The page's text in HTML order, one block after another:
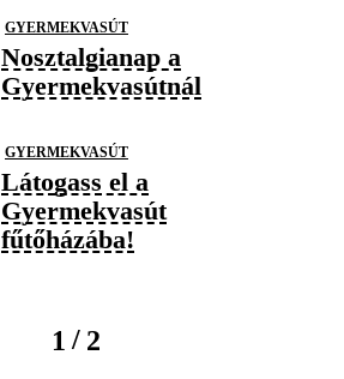
GYERMEKVASÚT
Nosztalgianap a
Gyermekvasútnál
GYERMEKVASÚT
Látogass el a
Gyermekvasút
fűtőházába!
1 / 2